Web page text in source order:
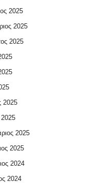
2025
2025
2025
2025
2025
2025
2024
2024